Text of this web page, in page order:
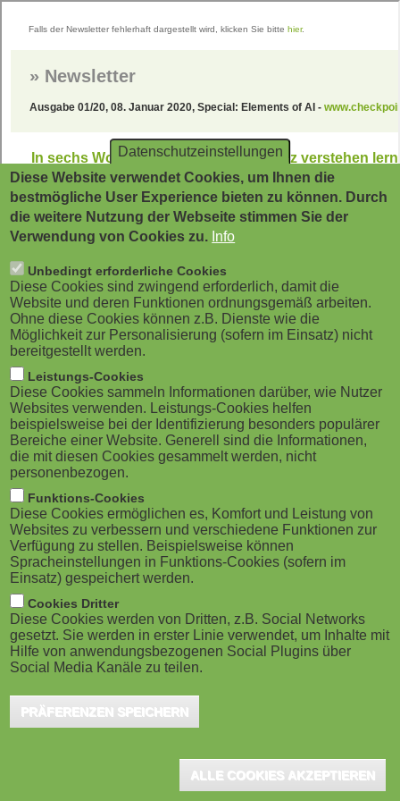
zum
Datenschutzeinstellungen
Diese Website verwendet Cookies, um Ihnen die
bestmögliche User Experience bieten zu können. Durch
die weitere Nutzung der Webseite stimmen Sie der
Verwendung von Cookies zu. Info
Unbedingt erforderliche Cookies
Diese Cookies sind zwingend erforderlich, damit die
Website und deren Funktionen ordnungsgemäß arbeiten.
Ohne diese Cookies können z.B. Dienste wie die
Möglichkeit zur Personalisierung (sofern im Einsatz) nicht
bereitgestellt werden.
Leistungs-Cookies
Diese Cookies sammeln Informationen darüber, wie Nutzer
Websites verwenden. Leistungs-Cookies helfen
beispielsweise bei der Identifizierung besonders populärer
Bereiche einer Website. Generell sind die Informationen,
die mit diesen Cookies gesammelt werden, nicht
personenbezogen.
Funktions-Cookies
Diese Cookies ermöglichen es, Komfort und Leistung von
Websites zu verbessern und verschiedene Funktionen zur
Verfügung zu stellen. Beispielsweise können
Spracheinstellungen in Funktions-Cookies (sofern im
Einsatz) gespeichert werden.
Cookies Dritter
Diese Cookies werden von Dritten, z.B. Social Networks
gesetzt. Sie werden in erster Linie verwendet, um Inhalte mit
Hilfe von anwendungsbezogenen Social Plugins über
Social Media Kanäle zu teilen.
PRÄFERENZEN SPEICHERN
ALLE COOKIES AKZEPTIEREN